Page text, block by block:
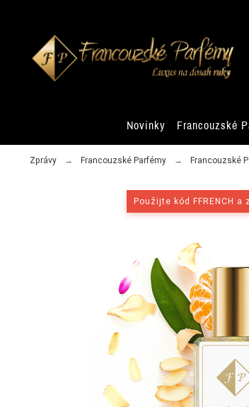
Novinky Francouzské
Zprávy Francouzské Parfémy Francouzské
Použijte kód FFRENCH a